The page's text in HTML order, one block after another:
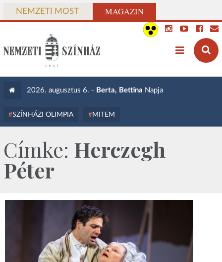
NEMZETI MOST MAGAZIN
2026. augusztus 6. - Berta, Bettina Napja
SZÍNHÁZI OLIMPIA MITEM
Címke: Herczegh
Péter